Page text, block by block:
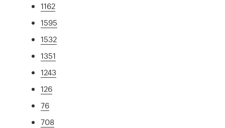
1162
1595
1532
1351
1243
126
76
708